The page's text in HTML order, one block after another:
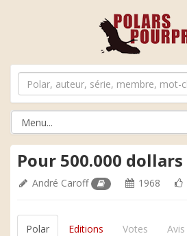
Pour 500.000 dollars
André Caroff 1968
Polar Editions Votes Avis